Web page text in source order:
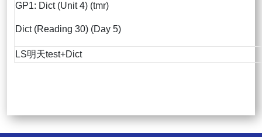
GP1: Dict (Unit 4) (tmr)
Dict (Reading 30) (Day 5)
LS明天test+Dict